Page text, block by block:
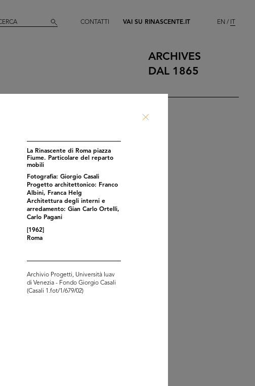
CONTATTI VAI SU RINASCENTE.IT EN
ARCHIVES
DAL 1865
La Rinascente di Roma piazza
Fiume. Particolare del reparto
mobili
Fotografia: Giorgio Casali
Progetto architettonico: Franco
Albini, Franca Helg
Architettura degli interni e
arredamento: Gian Carlo Ortelli,
Carlo Pagani
[1962]
Roma
Archivio Progetti, Università Iuav
di Venezia - Fondo Giorgio Casali
(Casali 1.fot/1/679/02)